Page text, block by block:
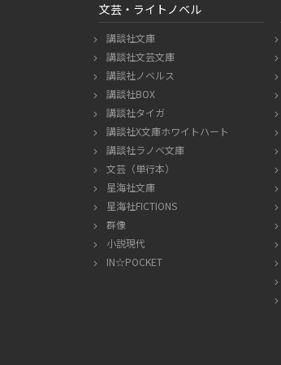
文芸・ライトノベル
講談社文庫
講談社文芸文庫
講談社ノベルス
講談社BOX
講談社タイガ
講談社X文庫ホワイトハート
講談社ラノベ文庫
文芸（単行本）
星海社文庫
星海社FICTIONS
群像
小説現代
IN☆POCKET